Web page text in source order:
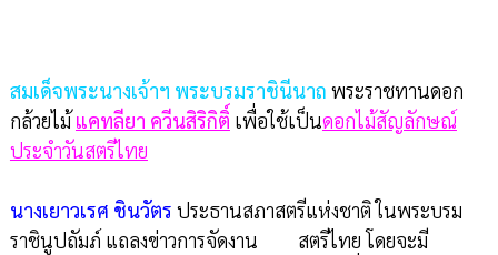
สมเด็จพระนางเจ้าฯ พระบรมราชินีนาถ พระราชทานดอก
กล้วยไม้แคทลียา ควีนสิริกิติ์ เพื่อใช้เป็นดอกไม้สัญลักษณ์
ประจำวันสตรีไทย
นางเยาวเรศ ชินวัตร ประธานสภาสตรีแห่งชาติ ในพระบรม
ราชินูปถัมภ์ แถลงข่าวการจัดงาน สตรีไทย โดยจะมี